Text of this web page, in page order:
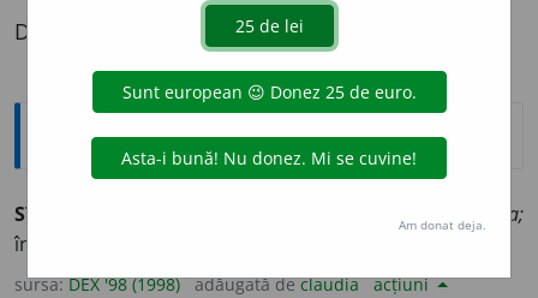
Definiția cu ID-ul 65352:
Explicative DEX
STIMUL
a stimula;
îndemn, însuflețire. –
sursa:DEX '98 (1998) adăugată declaudia acțiuni
Am donat deja.